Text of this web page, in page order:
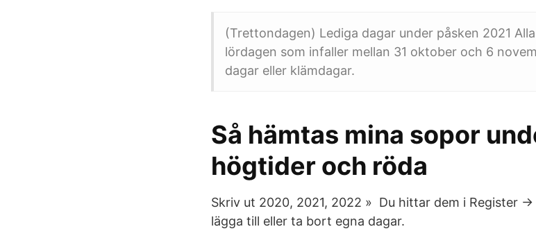
(Trettondagen) Lediga dagar under påsken 2021
lördagen som infaller mellan 31 oktober och 6
dagar eller klämdagar.
Så hämtas mina sopor
högtider och röda
Skriv ut 2020, 2021, 2022 » Du hittar dem i Register -
lägga till eller ta bort egna dagar.